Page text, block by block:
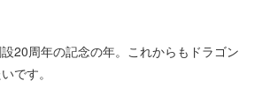
20周年の記念の年。これからもドラゴン
です。